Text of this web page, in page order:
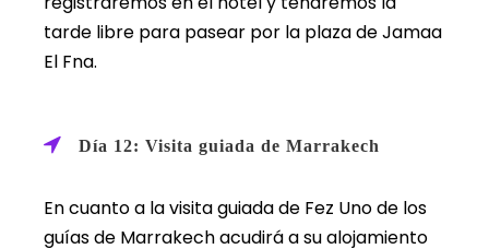
tarde libre para pasear por la plaza de Jamaa
El Fna.
Día 12: Visita guiada de Marrakech
En cuanto a la visita guiada de Fez Uno de los
guías de Marrakech acudirá a su alojamiento